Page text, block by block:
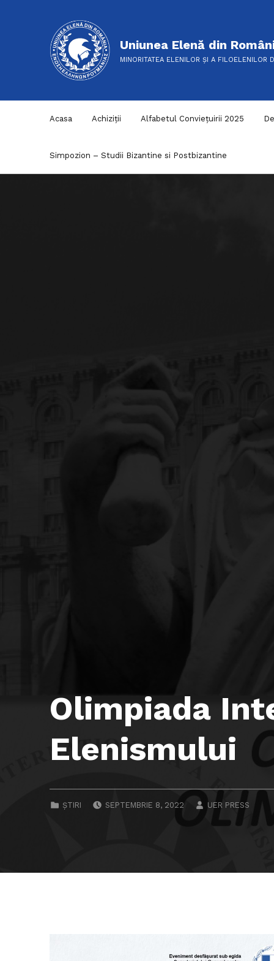
Uniunea Elenă din
MINORITATEA ELENILOR ȘI A FILOELENILOR
Acasa Achiziții Alfabetul Conviețuirii 2025
Simpozion – Studii Bizantine si Postbizantine
Olimpiada
Elenismului
CATEGORIZED IN:
ȘTIRI SEPTEMBRIE 8, 2022 UER PRESS